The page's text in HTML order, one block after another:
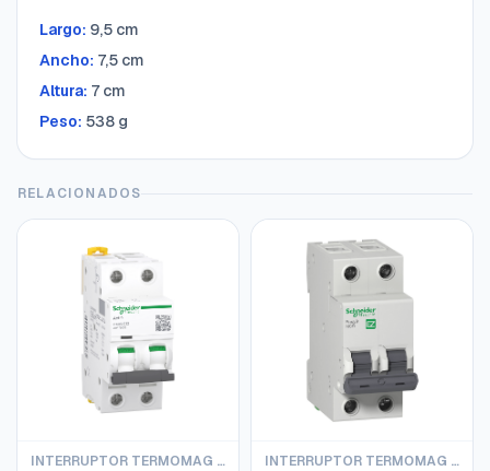
Largo: 9,5 cm
Ancho: 7,5 cm
Altura: 7 cm
Peso: 538 g
RELACIONADOS
INTERRUPTOR TERMOMAG SCHNEIDER IC60N 10KA
INTERRUPTOR TERMOMAG SCHNEIDER EASY9 4.5KA